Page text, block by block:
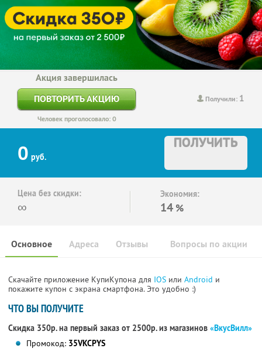
Получили: 1
Акция завершилась
ПОВТОРИТЬ АКЦИЮ
Человек проголосовало: 0
0 руб.
ПОЛУЧИТЬ
Цена без скидки:
∞
Экономия:
14 %
Основное Отзывы Вопросы по акции
Адреса
Скачайте приложение КупиКупона для IOS или Android и
покажите купон с экрана смартфона. Это удобно :)
ЧТО ВЫ ПОЛУЧИТЕ
Скидка 350р. на первый заказ от 2500р. из магазинов «ВкусВилл»
Промокод: 35VKCPYS